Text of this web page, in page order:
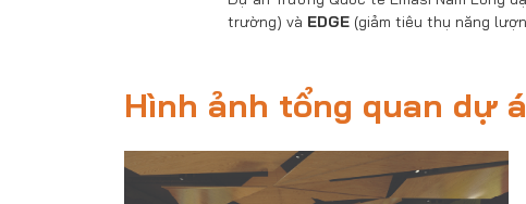
trường) và EDGE (giảm tiêu thụ năng
Hình ảnh tổng quan dự